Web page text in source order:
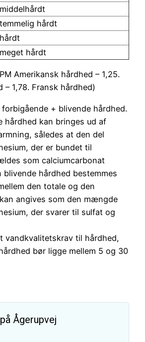
middelhårdt
temmelig hårdt
hårdt
meget hårdt
Amerikansk hårdhed – 1,25.
– 1,78. Fransk hårdhed)
+ blivende hårdhed.
hårdhed kan bringes ud af
således at den del
der er bundet til
som calciumcarbonat
blivende hårdhed bestemmes
den totale og den
angives som den mængde
der svarer til sulfat og
vandkvalitetskrav til hårdhed,
bør ligge mellem 5 og 30
Ågerupvej